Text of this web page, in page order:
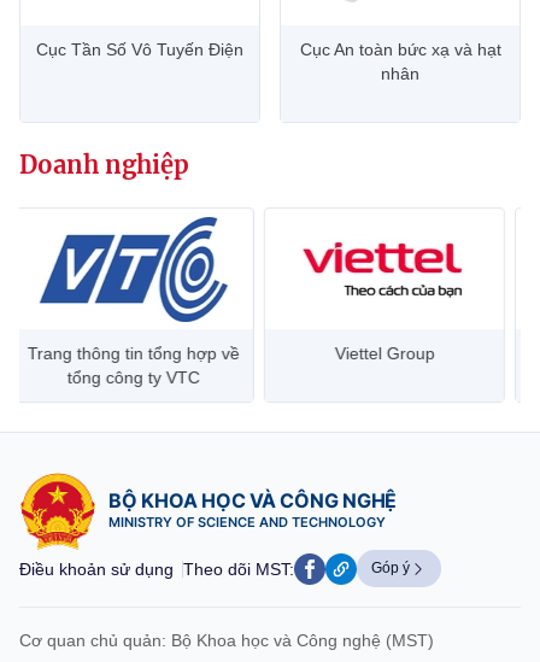
Vietnamese
BỘ KHOA HỌC VÀ CÔNG NGHỆ
Điều khoản sử dụng Theo dõi MST:
Chịu trách nhiệm nội dung: Nguyễn Thị Hải Hằng
Giám đốc Trung tâm Truyền thông Khoa học và Công nghệ.
Liên hệ
Địa chỉ: Ban Biên tập Cổng TTĐT - 18 Nguyễn Du, TP. Hà Nội
©2026 Bản quyền thuộc Bộ Khoa Học và Công Nghệ
Cục Tần Số Vô Tuyến Điện
Cục An toàn bức xạ và hạt
nhân
Doanh nghiệp
Trang thông tin tổng hợp về
tổng công ty VTC
Viettel Group
BỘ KHOA HỌC VÀ CÔNG NGHỆ
MINISTRY OF SCIENCE AND TECHNOLOGY
Điều khoản sử dụng Theo dõi MST: Góp ý
Cơ quan chủ quản: Bộ Khoa học và Công nghệ (MST)